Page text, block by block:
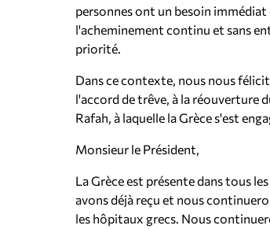
personnes ont un besoin immédiat
l'acheminement continu et sans
priorité.
Dans ce contexte, nous nous
l'accord de trêve, à la réouverture
Rafah, à laquelle la Grèce s'est
Monsieur le Président,
La Grèce est présente dans tous
avons déjà reçu et nous
les hôpitaux grecs. Nous